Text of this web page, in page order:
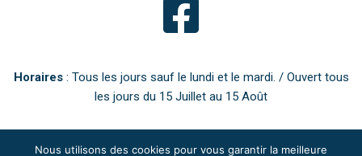
Horaires: Tous les jours sauf le lundi et le mardi. / Ouvert tous
les jours du 15 Juillet au 15 Août
Nous utilisons des cookies pour vous garantir la meilleure